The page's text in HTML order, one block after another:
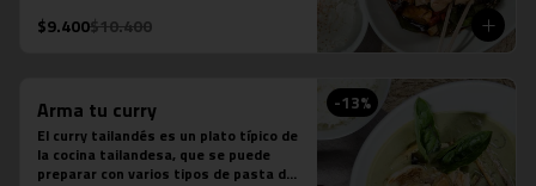
verde, salsa de soya, salsa de ostra,
$9.400$10.400
-13%
Arma tu curry
El curry tailandés es un plato típico de
la cocina tailandesa, que se puede
preparar con varios tipos de pasta de